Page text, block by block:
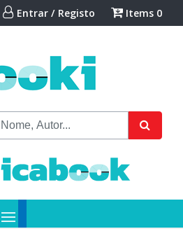
Entrar / Registo Items 0